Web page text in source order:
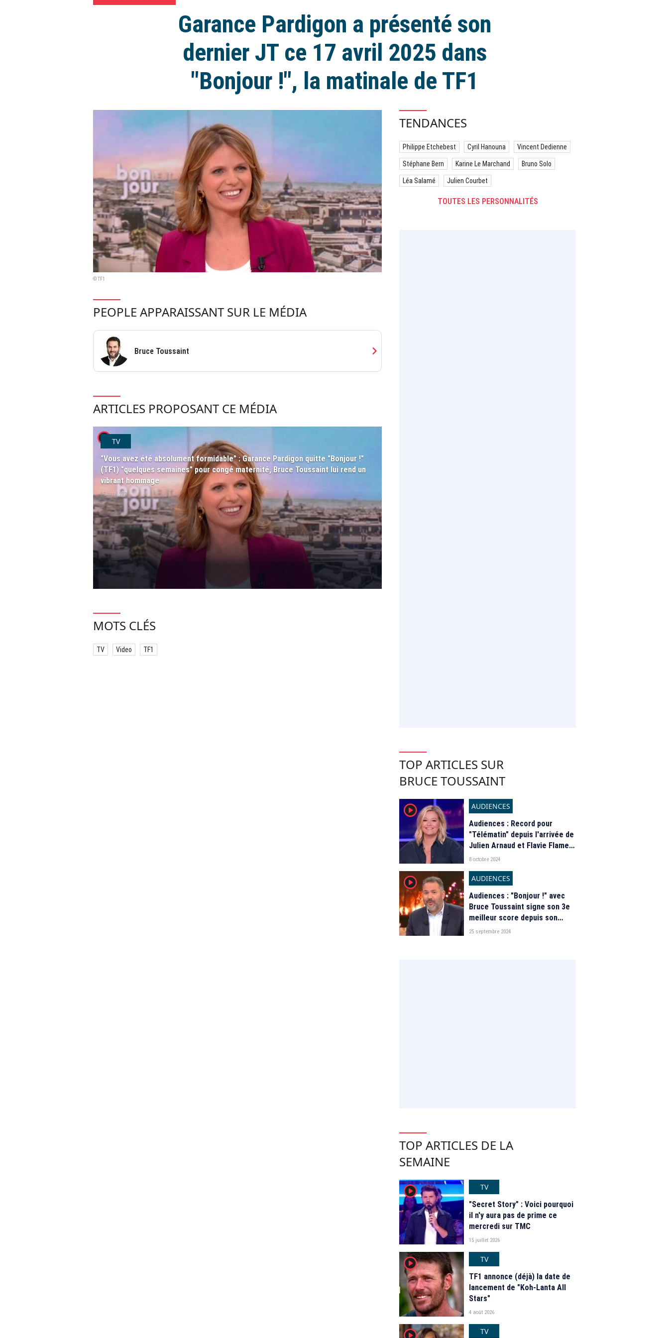
Garance Pardigon a présenté son
dernier JT ce 17 avril 2025 dans
"Bonjour !", la matinale de TF1
© TF1
PEOPLE APPARAISSANT SUR LE MÉDIA
Bruce Toussaint chevron_right
ARTICLES PROPOSANT CE MÉDIA
player2TV
"Vous avez été absolument formidable" : Garance Pardigon quitte "Bonjour !"
(TF1) "quelques semaines" pour congé maternité, Bruce Toussaint lui rend un
vibrant hommage
17 avril 2025
MOTS CLÉS
TV Video TF1
TENDANCES
Philippe Etchebest Cyril Hanouna Vincent Dedienne
Stéphane Bern Karine Le Marchand Bruno Solo
Léa Salamé Julien Courbet
TOUTES LES PERSONNALITÉS
TOP ARTICLES SUR
BRUCE TOUSSAINT
player2
AUDIENCES
Audiences : Record pour
"Télématin" depuis l'arrivée de
Julien Arnaud et Flavie Flament
à la présentation de la
8 octobre 2024
player2
AUDIENCES
Audiences : "Bonjour !" avec
Bruce Toussaint signe son 3e
meilleur score depuis son
lancement sur TF1, double
25 septembre 2024
TOP ARTICLES DE LA
SEMAINE
player2
TV
"Secret Story" : Voici pourquoi
il n'y aura pas de prime ce
mercredi sur TMC
15 juillet 2026
player2
TV
TF1 annonce (déjà) la date de
lancement de "Koh-Lanta All
Stars"
4 août 2026
TV